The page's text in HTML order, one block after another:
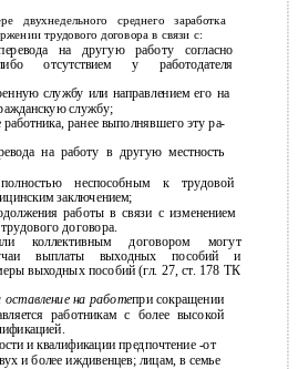
двухнедельного среднего заработка
трудового договора в связи с:
на другую работу согласно
отсутствием у работодателя
службу или направлением его на
службу;
работника, ранее выполнявшего эту ра-
на работу в другую местность
неспособным к трудовой
заключением;
работы в связи с изменением
договора.
коллективным договором могут
выплаты выходных пособий и
выходных пособий (гл. 27, ст. 178 ТК
на работепри сокращении
работникам с более высокой
и квалификации предпочтение -от
и более иждивенцев; лицам, в семье